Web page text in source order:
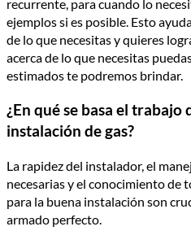
recurrente, para cuando lo
ejemplos si es posible. Esto
de lo que necesitas y quieres
acerca de lo que necesitas
estimados te podremos brindar.
¿En qué se basa el trabajo
instalación de gas?
La rapidez del instalador, el
necesarias y el conocimiento de
para la buena instalación son
armado perfecto.